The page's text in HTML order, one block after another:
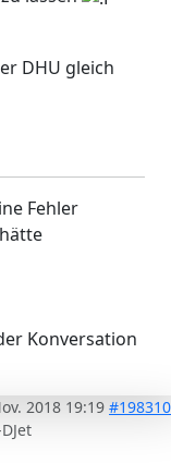
DHU gleich
Fehler
Konversation
2018 19:19 #198310